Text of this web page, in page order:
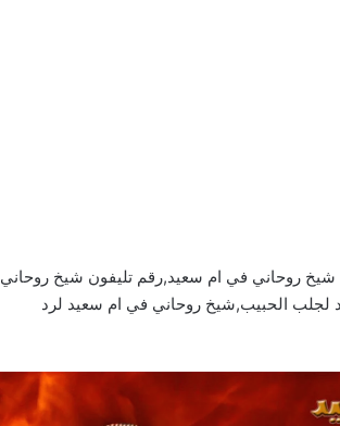
روحاني في ام سعيد,رقم تليفون شيخ روحاني
الحبيب,شيخ روحاني في ام سعيد لرد